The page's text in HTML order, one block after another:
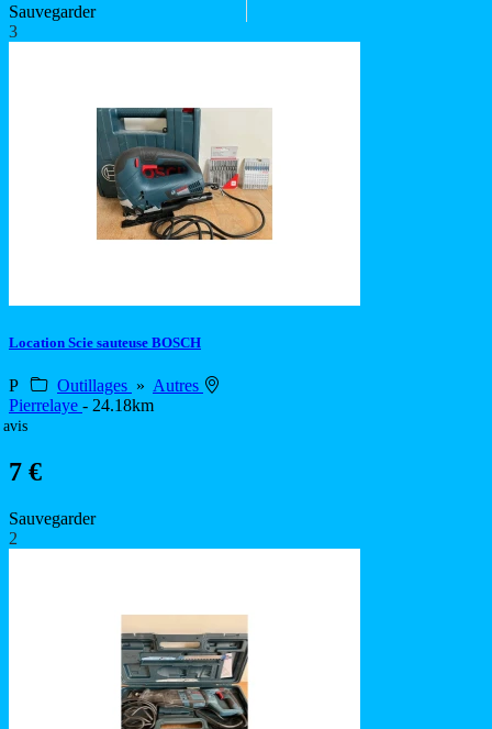
Sauvegarder
3
Location Scie sauteuse BOSCH
P Outillages » Autres
Pierrelaye - 24.18km
avis
7 €
Sauvegarder
2